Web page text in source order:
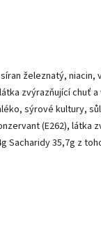
železnatý, niacin,
zvýrazňující chuť a
sýrové kultury,
(E262), látka
Sacharidy 35,7g z